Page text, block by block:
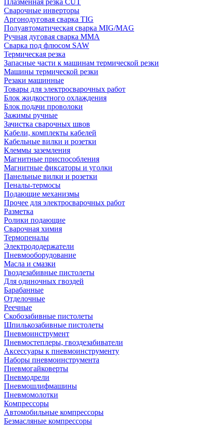
Плазменная резка CUT
Сварочные инверторы
Аргонодуговая сварка TIG
Полуавтоматическая сварка MIG/MAG
Ручная дуговая сварка MMA
Сварка под флюсом SAW
Термическая резка
Запасные части к машинам термической резки
Машины термической резки
Резаки машинные
Товары для электросварочных работ
Блок жидкостного охлаждения
Блок подачи проволоки
Зажимы ручные
Зачистка сварочных швов
Кабели, комплекты кабелей
Кабельные вилки и розетки
Клеммы заземления
Магнитные приспособления
Магнитные фиксаторы и уголки
Панельные вилки и розетки
Пеналы-термосы
Подающие механизмы
Прочее для электросварочных работ
Разметка
Ролики подающие
Сварочная химия
Термопеналы
Электрододержатели
Пневмооборудование
Масла и смазки
Гвоздезабивные пистолеты
Для одиночных гвоздей
Барабанные
Отделочные
Реечные
Скобозабивные пистолеты
Шпилькозабивные пистолеты
Пневмоинструмент
Пневмостеплеры, гвоздезабиватели
Аксессуары к пневмоинструменту
Наборы пневмоинструмента
Пневмогайковерты
Пневмодрели
Пневмошлифмашины
Пневмомолотки
Компрессоры
Автомобильные компрессоры
Безмасляные компрессоры